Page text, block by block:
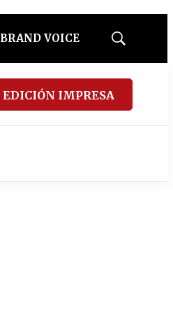
BRAND VOICE
Mostrar
EDICIÓN IMPRESA